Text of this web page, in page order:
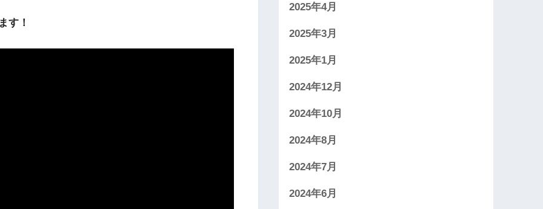
す！
2025年4月
2025年3月
2025年1月
2024年12月
2024年10月
2024年8月
2024年7月
2024年6月